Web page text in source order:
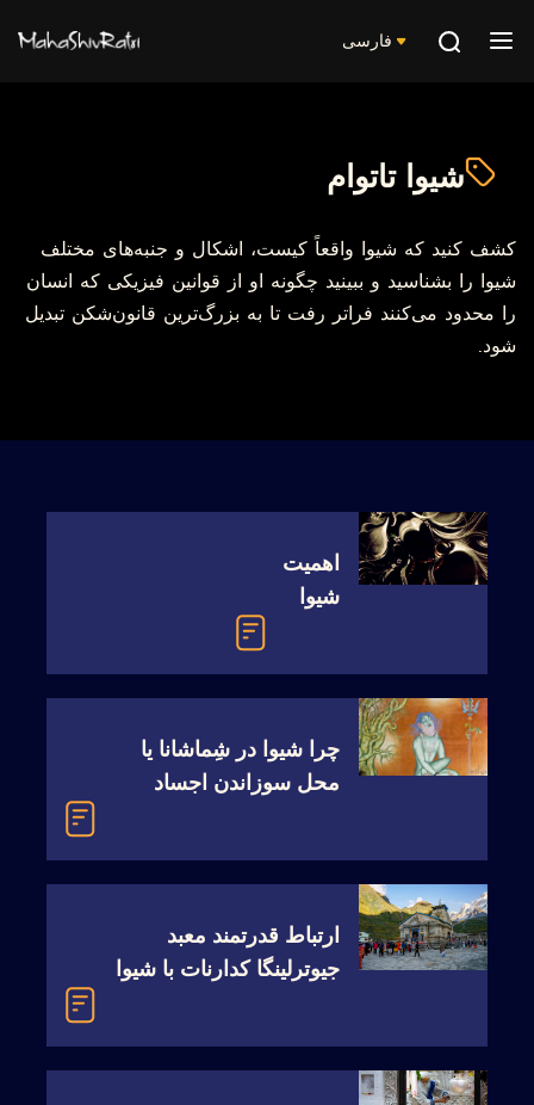
فارسی
شیوا تاتوام
کشف کنید که شیوا واقعاً کیست، اشکال و جنبه‌های مختلف
شیوا را بشناسید و ببینید چگونه او از قوانین فیزیکی که انسان
را محدود می‌کنند فراتر رفت تا به بزرگ‌ترین قانون‌شکن تبدیل
شود.
اهمیت
شیوا
چرا شیوا در شِماشانا یا
محل سوزاندن اجساد
ارتباط قدرتمند معبد
جیوترلینگا کدارنات با شیوا